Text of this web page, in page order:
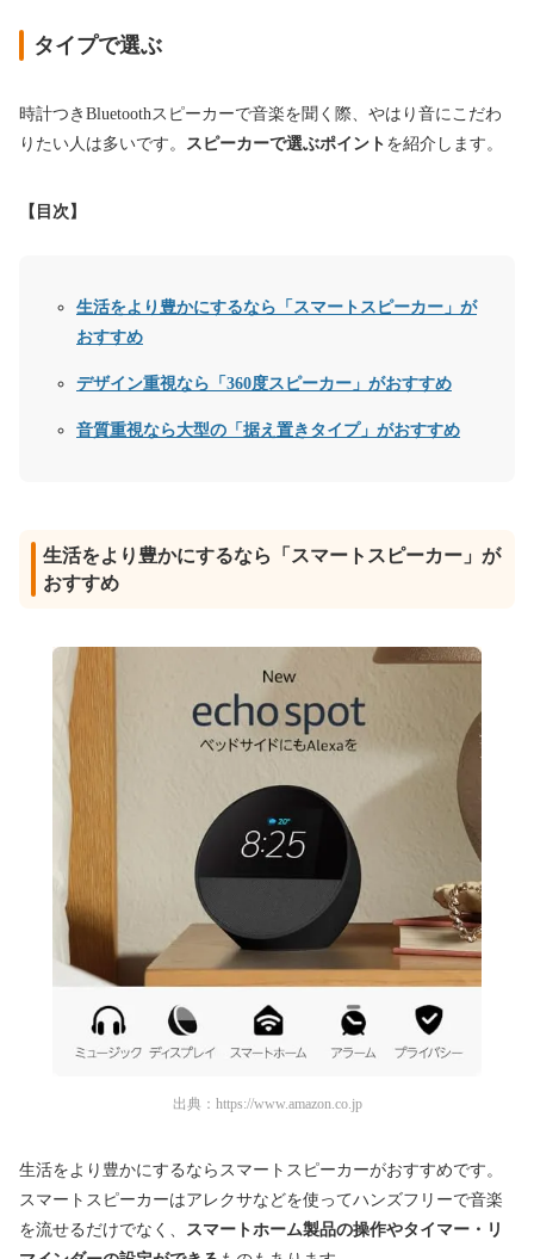
タイプで選ぶ
時計つきBluetoothスピーカーで音楽を聞く際、やはり音にこだわ
りたい人は多いです。 スピーカーで選ぶポイント を紹介します。
【目次】
生活をより豊かにするなら「スマートスピーカー」が
おすすめ
デザイン重視なら「360度スピーカー」がおすすめ
音質重視なら大型の「据え置きタイプ」がおすすめ
生活をより豊かにするなら「スマートスピーカー」が
おすすめ
出典： https://www.amazon.co.jp
生活をより豊かにするならスマートスピーカーがおすすめです。
スマートスピーカーはアレクサなどを使ってハンズフリーで音楽
を流せるだけでなく、 スマートホーム製品の操作やタイマー・リ